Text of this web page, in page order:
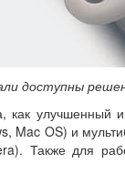
доступны
как
Mac OS) и
Также для